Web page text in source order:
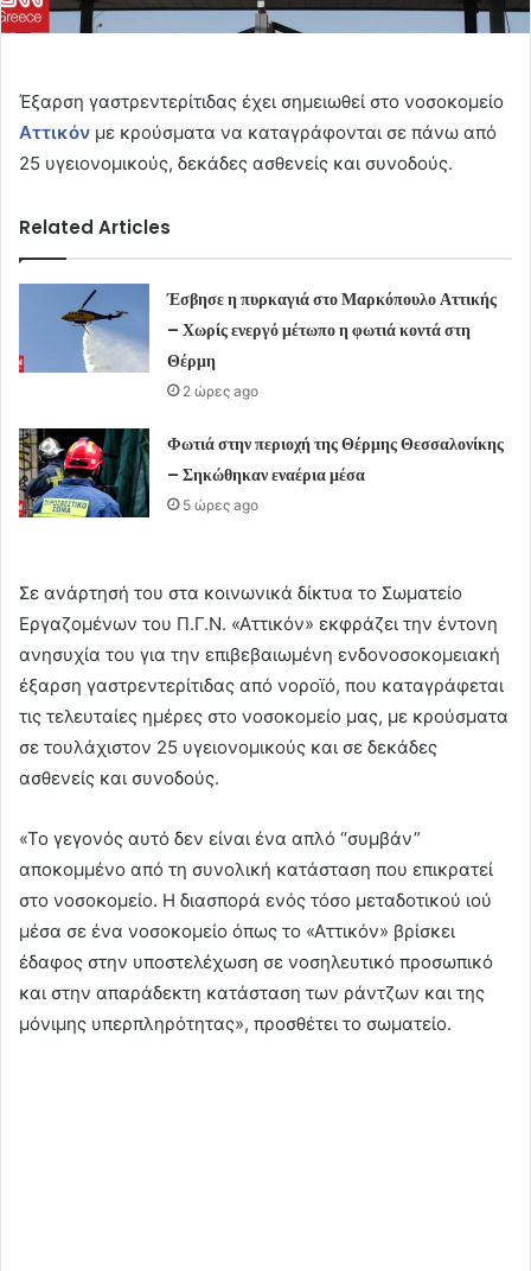
Έξαρση γαστρεντερίτιδας έχει σημειωθεί στο νοσοκομείο
Αττικόν με κρούσματα να καταγράφονται σε πάνω από
25 υγειονομικούς, δεκάδες ασθενείς και συνοδούς.
Related Articles
Έσβησε η πυρκαγιά στο Μαρκόπουλο Αττικής
– Χωρίς ενεργό μέτωπο η φωτιά κοντά στη
Θέρμη
2 ώρες ago
Φωτιά στην περιοχή της Θέρμης Θεσσαλονίκης
– Σηκώθηκαν εναέρια μέσα
5 ώρες ago
Σε ανάρτησή του στα κοινωνικά δίκτυα το Σωματείο
Εργαζομένων του Π.Γ.Ν. «Αττικόν» εκφράζει την έντονη
ανησυχία του για την επιβεβαιωμένη ενδονοσοκομειακή
έξαρση γαστρεντερίτιδας από νοροϊό, που καταγράφεται
τις τελευταίες ημέρες στο νοσοκομείο μας, με κρούσματα
σε τουλάχιστον 25 υγειονομικούς και σε δεκάδες
ασθενείς και συνοδούς.
«Το γεγονός αυτό δεν είναι ένα απλό “συμβάν”
αποκομμένο από τη συνολική κατάσταση που επικρατεί
στο νοσοκομείο. Η διασπορά ενός τόσο μεταδοτικού ιού
μέσα σε ένα νοσοκομείο όπως το «Αττικόν» βρίσκει
έδαφος στην υποστελέχωση σε νοσηλευτικό προσωπικό
και στην απαράδεκτη κατάσταση των ράντζων και της
μόνιμης υπερπληρότητας», προσθέτει το σωματείο.